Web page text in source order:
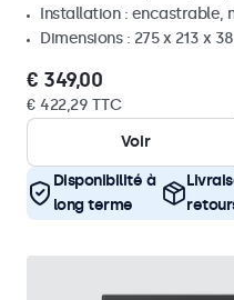
Installation : encastrable,
Dimensions : 275 x 213 x
€ 349,00
€ 422,29 TTC
Voir
Disponibilité à
long terme